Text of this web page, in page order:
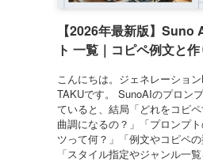
【2026年最新版】Suno
ト 一覧｜コピペ例文と
こんにちは。ジェネレーショ
TAKUです。 SunoAIのプロン
ていると、結局「どれをコピ
曲調になるの？」「プロンプ
ツって何？」「例文やコピペの
「スタイル指定やジャンル一